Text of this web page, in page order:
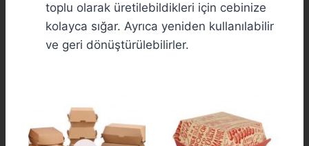
toplu olarak üretilebildikleri için cebinize
kolayca sığar. Ayrıca yeniden kullanılabilir
ve geri dönüştürülebilirler.